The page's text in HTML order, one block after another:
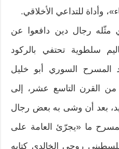
وأداة للتداعي الأخلاقي.
مثّله رجال دين دافعوا عن
سلطوية تحتفي بالركود
المسرح السوري أبو خليل
من القرن التاسع عشر، إلى
بعد أن وشى به بعض رجال
ما «يجرّئ العامة على
روحي الخالدي كتابه